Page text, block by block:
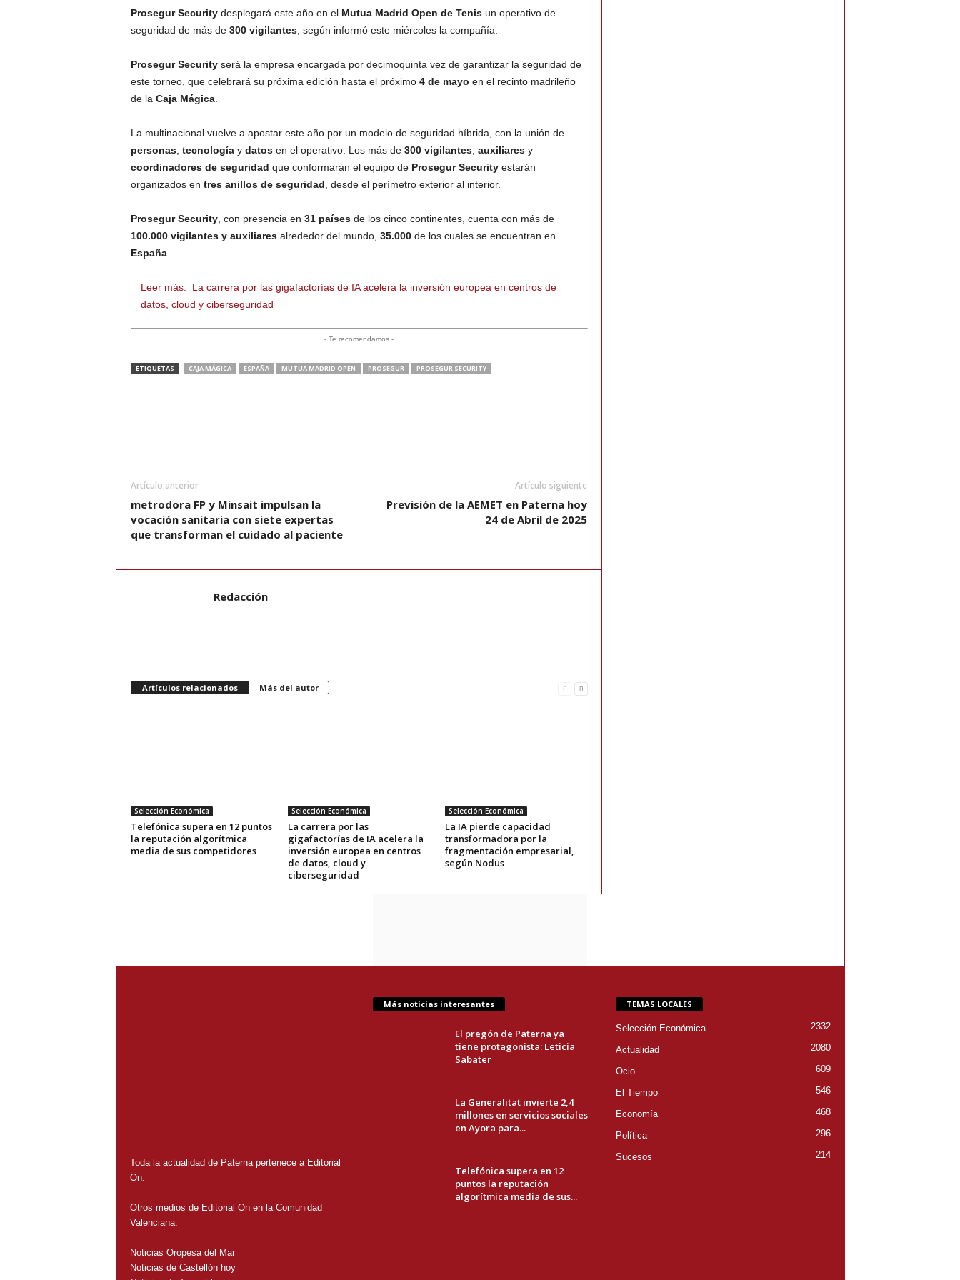
Prosegur Securitydesplegará este año en el Mutua Madrid Open de Tenisun operativo de
seguridad de más de 300 vigilantes, según informó este miércoles la compañía.
Prosegur Securityserá la empresa encargada por decimoquinta vez de garantizar la seguridad de
este torneo, que celebrará su próxima edición hasta el próximo 4 de mayo en el recinto madrileño
de la Caja Mágica.
La multinacional vuelve a apostar este año por un modelo de seguridad híbrida, con la unión de
personas, tecnologíay datosen el operativo. Los más de 300 vigilantes, auxiliaresy
coordinadores de seguridad que conformarán el equipo de Prosegur Securityestarán
organizados en tres anillos de seguridad, desde el perímetro exterior al interior.
Prosegur Security, con presencia en 31 paísesde los cinco continentes, cuenta con más de
100.000 vigilantes y auxiliaresalrededor del mundo, 35.000de los cuales se encuentran en
España.
Leer más:
La carrera por las gigafactorías de IA acelera la inversión europea en centros de
datos, cloud y ciberseguridad
- Te recomendamos -
ETIQUETAS CAJA MÁGICA ESPAÑA MUTUA MADRID OPEN PROSEGUR PROSEGUR SECURITY
Artículo anterior
metrodora FP y Minsait impulsan la
vocación sanitaria con siete expertas
que transforman el cuidado al paciente
Artículo siguiente
Previsión de la AEMET en Paterna hoy
24 de Abril de 2025
Redacción
Artículos relacionados Más del autor
Selección Económica
Telefónica supera en 12 puntos
la reputación algorítmica
media de sus competidores
Selección Económica
La carrera por las
gigafactorías de IA acelera la
inversión europea en centros
de datos, cloud y
ciberseguridad
Selección Económica
La IA pierde capacidad
transformadora por la
fragmentación empresarial,
según Nodus
Toda la actualidad de Paterna pertenece a Editorial
On.
Otros medios de Editorial On en la Comunidad
Valenciana:
Noticias Oropesa del Mar
Noticias de Castellón hoy
Más noticias interesantes
El pregón de Paterna ya
tiene protagonista: Leticia
Sabater
La Generalitat invierte 2,4
millones en servicios sociales
en Ayora para...
Telefónica supera en 12
puntos la reputación
algorítmica media de sus...
TEMAS LOCALES
Selección Económica 2332
Actualidad 2080
Ocio 609
El Tiempo 546
Economía 468
Política 296
Sucesos 214